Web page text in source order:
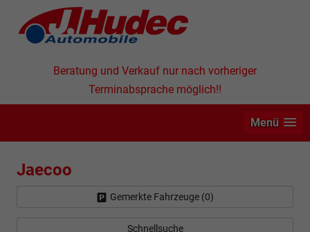
Beratung und Verkauf nur nach vorheriger
Terminabsprache möglich!!
Menü
Jaecoo
Gemerkte Fahrzeuge (0)
Schnellsuche